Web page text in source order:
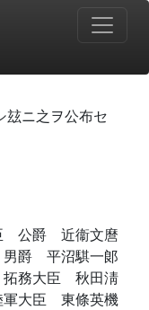
玆ニ之ヲ公布セ
公爵 近衞文麿
爵 平沼騏一郞
拓務大臣 秋田淸
軍大臣 東條英機